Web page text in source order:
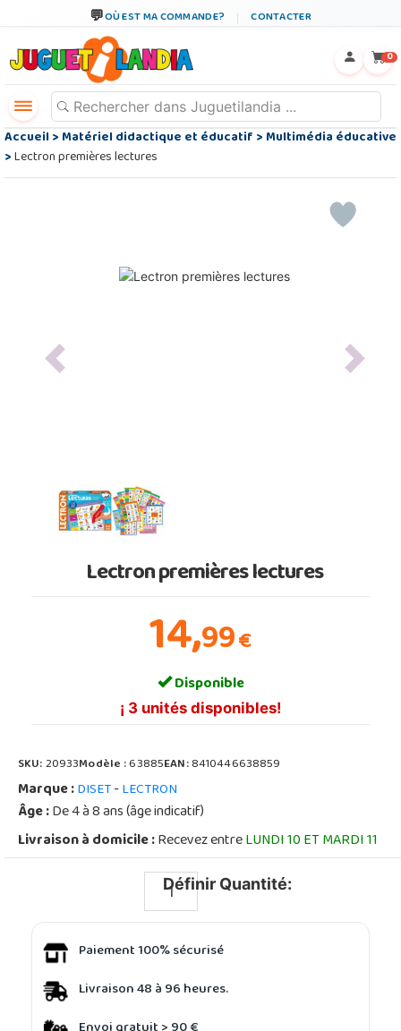
OÙ EST MA COMMANDE? CONTACTER
0
Accueil>Matériel didactique et éducatif>Multimédia éducative
>Lectron premières lectures
Previous Next
Lectron premières lectures
14,99€
Disponible
¡ 3 unités disponibles!
SKU:20933Modèle :63885EAN:8410446638859
Marque :DISET-LECTRON
Âge :De 4 à 8 ans (âge indicatif)
Livraison à domicile :Recevez entreLUNDI 10 ET MARDI 11
Définir Quantité:
Paiement 100% sécurisé
Livraison 48 à 96 heures.